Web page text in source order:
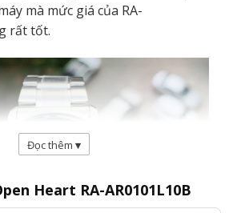
mà mức giá của RA-
rất tốt.
Đọc thêm ▾
Heart RA-AR0101L10B